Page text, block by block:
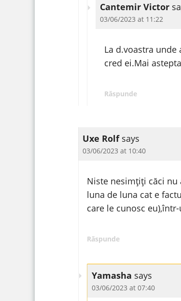
Cantemir Victor
03/06/2023 at 11:22
La d.voastra
cred ei.Mai
Răspunde
Uxe Rolf says
03/06/2023 at 10:40
Niste nesimțiți căci nu
luna de luna cat e
care le cunosc
Răspunde
Yamasha says
03/06/2023 at 07:40